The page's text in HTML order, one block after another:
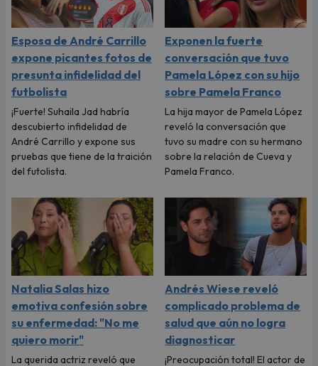
Esposa de André Carrillo
expone picantes fotos de
presunta infidelidad del
futbolista
¡Fuerte! Suhaila Jad habría
descubierto infidelidad de
André Carrillo y expone sus
pruebas que tiene de la traición
del futolista.
Exponen la fuerte
conversación que tuvo
Pamela López con su hijo
sobre Pamela Franco
La hija mayor de Pamela López
reveló la conversación que
tuvo su madre con su hermano
sobre la relación de Cueva y
Pamela Franco.
Natalia Salas hizo
emotiva confesión sobre
su enfermedad: "No me
quiero morir"
La querida actriz reveló que
Andrés Wiese reveló
complicado problema de
salud que aún no logra
diagnosticar
¡Preocupación total! El actor de